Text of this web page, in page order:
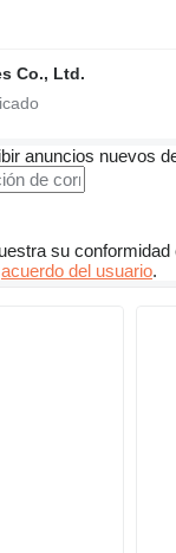
Co., Ltd.
anuncios nuevos
su conformidad
acuerdo del usuario.